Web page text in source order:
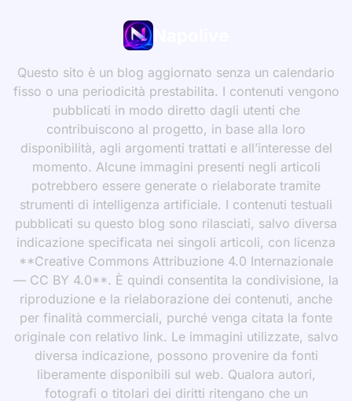
Questo sito è un blog aggiornato senza un calendario
fisso o una periodicità prestabilita. I contenuti vengono
pubblicati in modo diretto dagli utenti che
contribuiscono al progetto, in base alla loro
disponibilità, agli argomenti trattati e all’interesse del
momento. Alcune immagini presenti negli articoli
potrebbero essere generate o rielaborate tramite
strumenti di intelligenza artificiale. I contenuti testuali
pubblicati su questo blog sono rilasciati, salvo diversa
indicazione specificata nei singoli articoli, con licenza
**Creative Commons Attribuzione 4.0 Internazionale
— CC BY 4.0**. È quindi consentita la condivisione, la
riproduzione e la rielaborazione dei contenuti, anche
per finalità commerciali, purché venga citata la fonte
originale con relativo link. Le immagini utilizzate, salvo
diversa indicazione, possono provenire da fonti
liberamente disponibili sul web. Qualora autori,
fotografi o titolari dei diritti ritengano che un